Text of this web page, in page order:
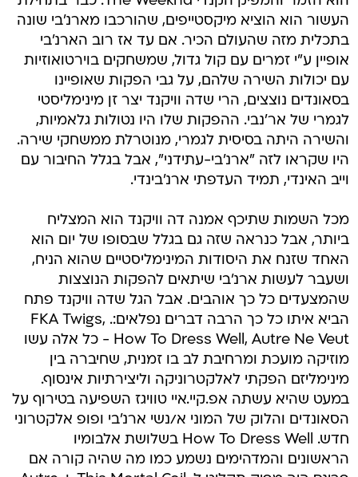
העשור הוא הוציא מיקסטייפים, שהורכבו מארנ'בי שונה
בתכלית מזה שהעולם הכיר. אם עד אז רוב הארנ'בי
אופיין ע"י זמרים עם קול גדול, שמשחקים בוירטואוזיות
עם יכולות השירה שלהם, על גבי הפקות שאופיינו
בסאונדים נוצצים, הרי שדה וויקנד יצר זן מינימליסטי
לגמרי של אר'נבי. ההפקות שלו היו נטולות גלאמיות,
והשירה היתה בסיסית לגמרי, מנוטרלת ממשחקי שירה.
היו שקראו לזה "ארנ'בי-עתידני", אבל בגלל החיבור עם
וייב האינדי, תמיד העדפתי ארנ'בינדי.
מכל השמות שתיכף אמנה דה וויקנד הוא המצליח
ביותר, אבל כנראה שזה גם בגלל שבסופו של יום הוא
האחד שזנח את היסודות המינימליסטיים שהוא הניח,
ושעבר לעשות ארנ'בי שיתאים להפקות הנוצצות
שהמצעדים כל כך אוהבים. אבל הגל שדה וויקנד פתח
הביא איתו כל כך הרבה דברים נפלאים:. FKA Twigs,
How To Dress Well, Autre Ne Veut - כל אלה עשו
מוזיקה מועכת ומרחיבת לב בו זמנית, שחיברה בין
מינימליזם הפקתי לאלקטרוניקה וליצירתיות אינסוף.
במעט שהיא עשתה אפ.קיי.איי טוויגז השפיעה בטירוף על
הסאונדים והלוק של המוני א/נשי ארנ'בי ופופ אלקטרוני
חדש. How To Dress Well בשלושת אלבומיו
הראשונים והמדהימים נשמע כמו מה שהיה קורה אם